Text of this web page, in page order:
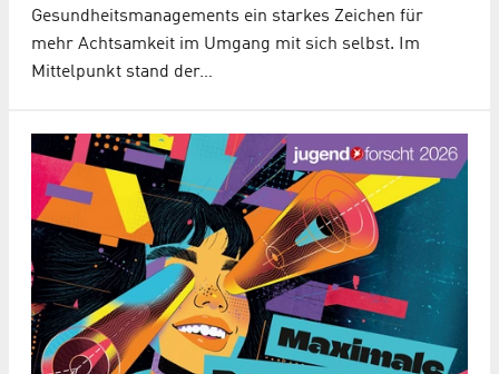
Gesundheits­managements ein starkes Zeichen für
mehr Achtsamkeit im Umgang mit sich selbst. Im
Mittelpunkt stand der…